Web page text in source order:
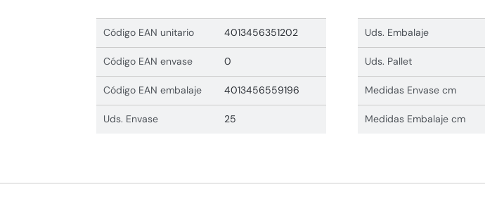
Código EAN unitario 4013456351202
Código EAN envase 0
Código EAN embalaje 4013456559196
Uds. Envase 25
Uds. Embalaje
Uds. Pallet
Medidas Envase cm
Medidas Embalaje cm